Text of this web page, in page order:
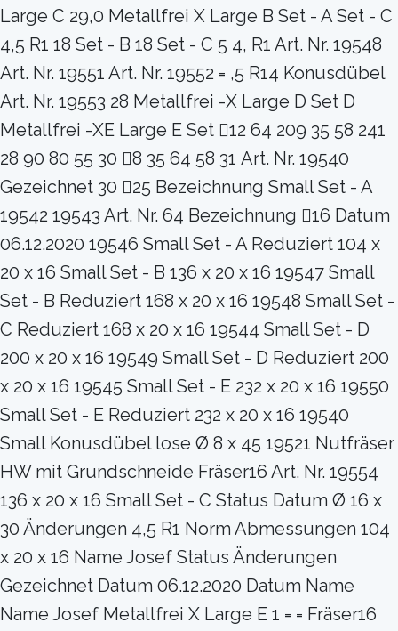
Large C 29,0 Metallfrei X Large B Set - A Set - C
4,5 R1 18 Set - B 18 Set - C 5 4, R1 Art. Nr. 19548
Art. Nr. 19551 Art. Nr. 19552 = ,5 R14 Konusdübel
Art. Nr. 19553 28 Metallfrei -X Large D Set D
Metallfrei -XE Large E Set 12 64 209 35 58 241
28 90 80 55 30 8 35 64 58 31 Art. Nr. 19540
Gezeichnet 30 25 Bezeichnung Small Set - A
19542 19543 Art. Nr. 64 Bezeichnung 16 Datum
06.12.2020 19546 Small Set - A Reduziert 104 x
20 x 16 Small Set - B 136 x 20 x 16 19547 Small
Set - B Reduziert 168 x 20 x 16 19548 Small Set -
C Reduziert 168 x 20 x 16 19544 Small Set - D
200 x 20 x 16 19549 Small Set - D Reduziert 200
x 20 x 16 19545 Small Set - E 232 x 20 x 16 19550
Small Set - E Reduziert 232 x 20 x 16 19540
Small Konusdübel lose Ø 8 x 45 19521 Nutfräser
HW mit Grundschneide Fräser16 Art. Nr. 19554
136 x 20 x 16 Small Set - C Status Datum Ø 16 x
30 Änderungen 4,5 R1 Norm Abmessungen 104
x 20 x 16 Name Josef Status Änderungen
Gezeichnet Datum 06.12.2020 Datum Name
Name Josef Metallfrei X Large E 1 = = Fräser16